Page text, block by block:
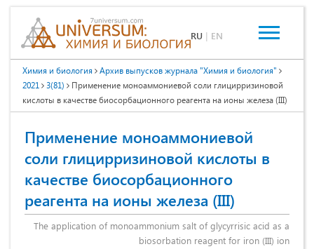
RU | EN
Химия и биология
Архив выпусков журнала "Химия и биология"
2021
3(81)
Применение моноаммониевой соли глицирризиновой
кислоты в качестве биосорбационного реагента на ионы железа (III)
Применение моноаммониевой
соли глицирризиновой кислоты в
качестве биосорбационного
реагента на ионы железа (III)
The application of monoammonium salt of glycyrrisic acid as a
biosorbation reagent for iron (III) ion